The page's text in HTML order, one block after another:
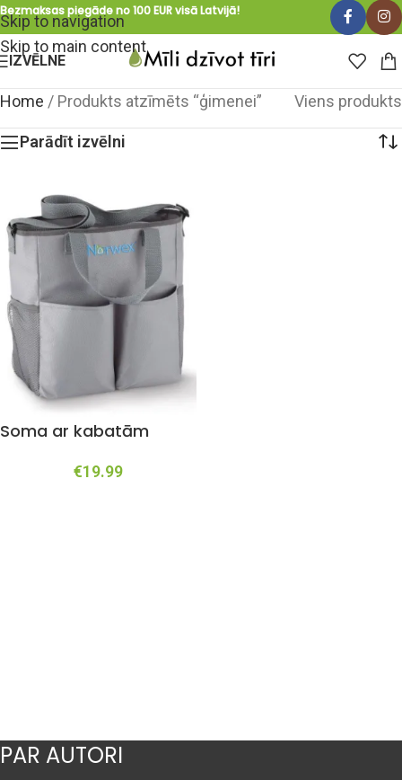
Skip to navigation
Skip to main content
Bezmaksas piegāde no 100 EUR visā Latvijā!
IZVĒLNE
Home / Produkts atzīmēts “ģimenei” Viens produkts
Parādīt izvēlni
Soma ar kabatām
€19.99
PAR AUTORI